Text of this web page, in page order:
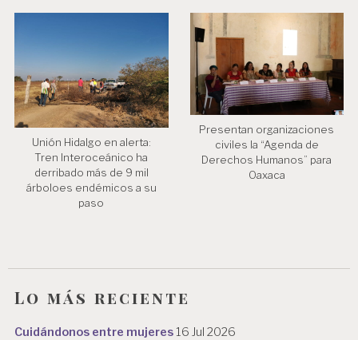
Unión Hidalgo en alerta:
Tren Interoceánico ha
derribado más de 9 mil
árboloes endémicos a su
paso
Presentan organizaciones
civiles la “Agenda de
Derechos Humanos” para
Oaxaca
Lo más reciente
Cuidándonos entre mujeres 16 Jul 2026